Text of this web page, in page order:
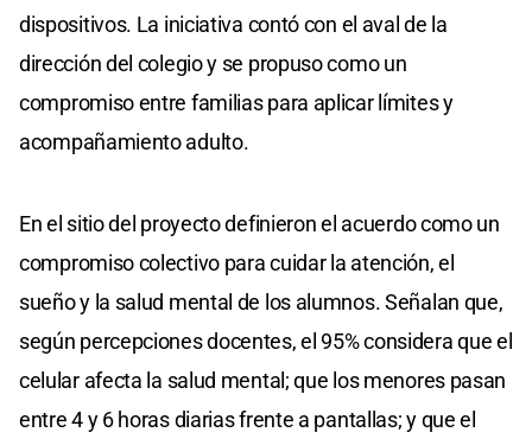
dispositivos. La iniciativa contó con el aval de la
dirección del colegio y se propuso como un
compromiso entre familias para aplicar límites y
acompañamiento adulto.
En el sitio del proyecto definieron el acuerdo como un
compromiso colectivo para cuidar la atención, el
sueño y la salud mental de los alumnos. Señalan que,
según percepciones docentes, el 95% considera que el
celular afecta la salud mental; que los menores pasan
entre 4 y 6 horas diarias frente a pantallas; y que el